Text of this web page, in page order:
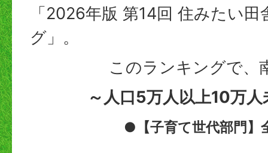
「2026年版 第14回 住みたい
グ」。
このランキングで、
～人口5万人以上10万
●【子育て世代部門】